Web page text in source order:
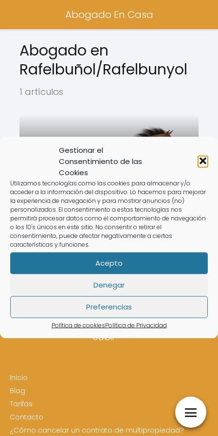
Gestionar el
Consentimiento de las
Cookies
Utilizamos tecnologías como las cookies para almacenar y/o
acceder a la información del dispositivo. Lo hacemos para mejorar
la experiencia de navegación y para mostrar anuncios (no)
personalizados. El consentimiento a estas tecnologías nos
permitirá procesar datos como el comportamiento de navegación
o los ID's únicos en este sitio. No consentir o retirar el
consentimiento, puede afectar negativamente a ciertas
características y funciones.
Acepto
Denegar
Preferencias
Política de cookiesPolítica de Privacidad
Abogado En Casa
Abogado en
Rafelbuñol/Rafelbunyol
1 artículos
Abogado Ecuestre en
Rafelbuñol/Rafelbunyol
Estás en: Abogado en Rafelbuñol/Rafelbunyol
Subir
Inicio
Blog
Tarifas
Contacto
¿Cómo cancelar un contrato de multipropiedad?